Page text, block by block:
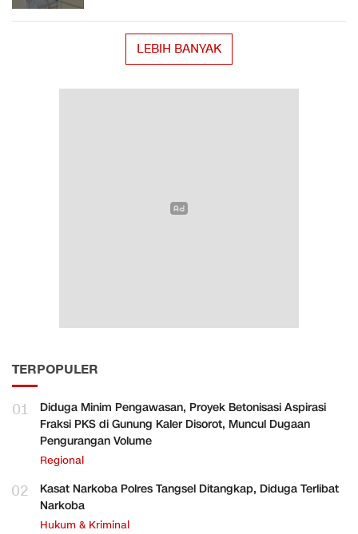
LEBIH BANYAK
TERPOPULER
01
Diduga Minim Pengawasan, Proyek Betonisasi Aspirasi
Fraksi PKS di Gunung Kaler Disorot, Muncul Dugaan
Pengurangan Volume
Regional
02
Kasat Narkoba Polres Tangsel Ditangkap, Diduga Terlibat
Narkoba
Hukum & Kriminal